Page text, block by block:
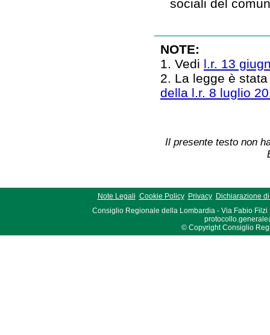
sociali del
NOTE:
1. Vedi l.r. 13
2. La legge è
della l.r. 8 luglio
Il presente testo non
Note Legali Cookie Policy Privacy
Dichiarazione
Consiglio Regionale della Lombardia - Via Fabio Filzi
© Copyright Consiglio